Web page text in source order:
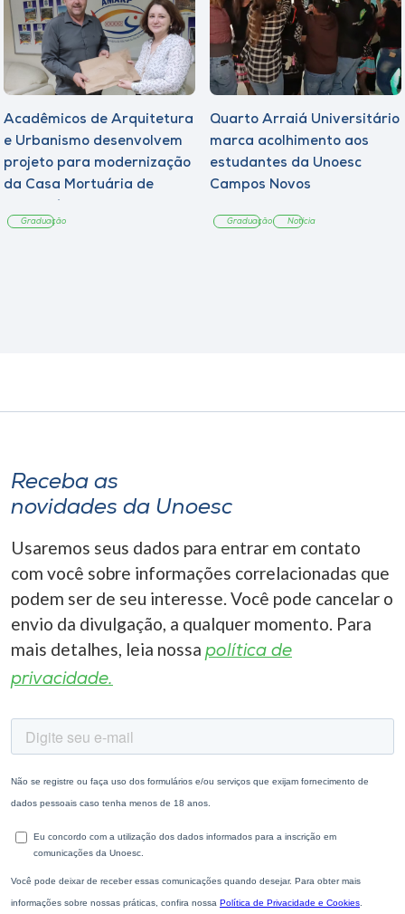
Acadêmicos de Arquitetura
e Urbanismo desenvolvem
projeto para modernização
da Casa Mortuária de
Graduação
Quarto Arraiá Universitário
marca acolhimento aos
estudantes da Unoesc
Campos Novos
Graduação Notícia
Receba as
novidades da Unoesc
Usaremos seus dados para entrar em contato
com você sobre informações correlacionadas que
podem ser de seu interesse. Você pode cancelar o
envio da divulgação, a qualquer momento. Para
mais detalhes, leia nossa política de
privacidade.